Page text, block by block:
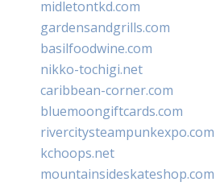
midletontkd.com
gardensandgrills.com
basilfoodwine.com
nikko-tochigi.net
caribbean-corner.com
bluemoongiftcards.com
rivercitysteampunkexpo.com
kchoops.net
mountainsideskateshop.com